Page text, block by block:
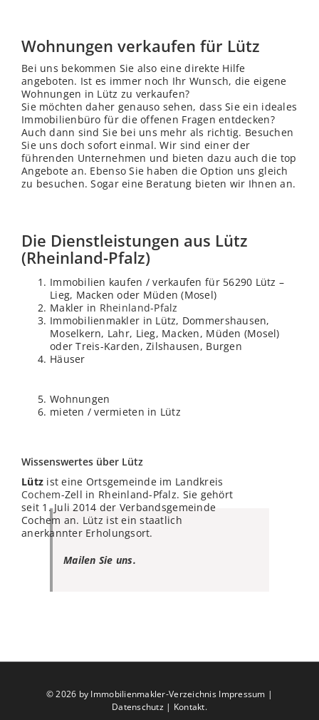
Wohnungen verkaufen für Lütz
Bei uns bekommen Sie also eine direkte Hilfe
angeboten. Ist es immer noch Ihr Wunsch, die eigene
Wohnungen in Lütz zu verkaufen?
Sie möchten daher genauso sehen, dass Sie ein ideales
Immobilienbüro für die offenen Fragen entdecken?
Auch dann sind Sie bei uns mehr als richtig. Besuchen
Sie uns doch sofort einmal. Wir sind einer der
führenden Unternehmen und bieten dazu auch die top
Angebote an. Ebenso Sie haben die Option uns gleich
zu besuchen. Sogar eine Beratung bieten wir Ihnen an.
Die Dienstleistungen aus Lütz
(Rheinland-Pfalz)
Immobilien kaufen / verkaufen für 56290 Lütz –
Lieg, Macken oder Müden (Mosel)
Makler in Rheinland-Pfalz
Immobilienmakler in Lütz, Dommershausen,
Moselkern, Lahr, Lieg, Macken, Müden (Mosel)
oder Treis-Karden, Zilshausen, Burgen
Häuser
Wohnungen
mieten / vermieten in Lütz
Wissenswertes über Lütz
Lütz ist eine Ortsgemeinde im Landkreis
Cochem-Zell in Rheinland-Pfalz. Sie gehört
seit 1. Juli 2014 der Verbandsgemeinde
Cochem an. Lütz ist ein staatlich
anerkannter Erholungsort.
Mailen Sie uns.
©2026 by Immobilienmakler-Verzeichnis Impressum |
Datenschutz| Kontakt.